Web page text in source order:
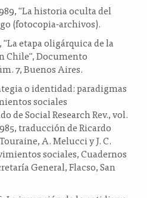
"La historia oculta del
(fotocopia-archivos).
"La etapa oligárquica de la
Chile", Documento
7, Buenos Aires.
o identidad: paradigmas
sociales
de Social Research Rev., vol.
traducción de Ricardo
A. Melucci y J. C.
sociales, Cuadernos
General, Flacso, San